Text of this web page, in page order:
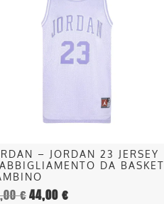
– JORDAN 23 JERSEY
DA BASKET
€44,00€